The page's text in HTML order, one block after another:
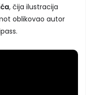
, čija ilustracija
oblikovao autor